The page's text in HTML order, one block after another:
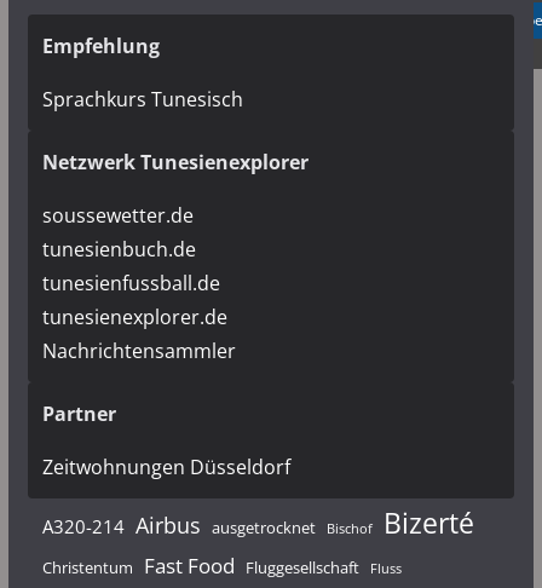
✓ Erlauben
Empfehlung
Sprachkurs Tunesisch
Netzwerk Tunesienexplorer
soussewetter.de
tunesienbuch.de
tunesienfussball.de
tunesienexplorer.de
Nachrichtensammler
Partner
Zeitwohnungen Düsseldorf
A320-214 Airbus ausgetrocknet Bischof Bizerté
Christentum Fast Food Fluggesellschaft Fluss